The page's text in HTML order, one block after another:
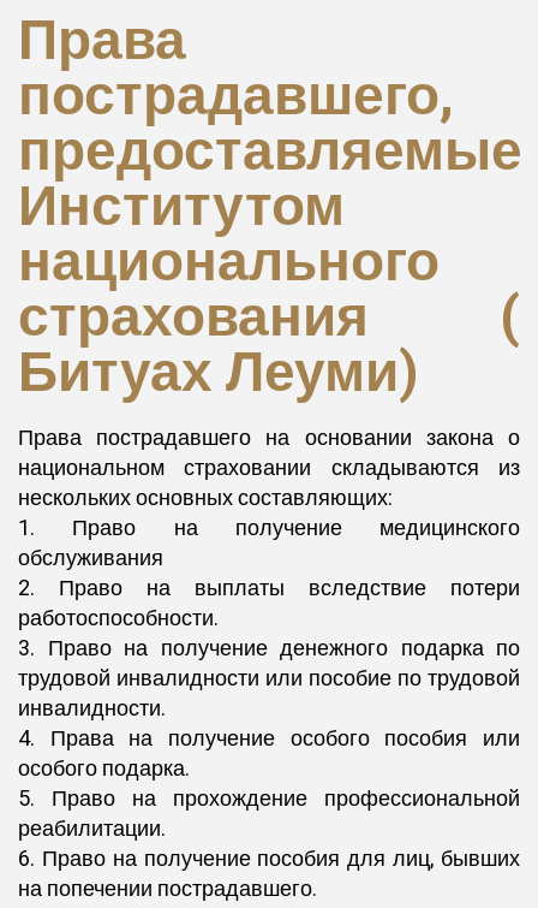
Права
пострадавшего,
предоставляемые
Институтом
национального
страхования (
Битуах Леуми)
Права пострадавшего на основании закона о
национальном страховании складываются из
нескольких основных составляющих:
1. Право на получение медицинского
обслуживания
2. Право на выплаты вследствие потери
работоспособности.
3. Право на получение денежного подарка по
трудовой инвалидности или пособие по трудовой
инвалидности.
4. Права на получение особого пособия или
особого подарка.
5. Право на прохождение профессиональной
реабилитации.
6. Право на получение пособия для лиц, бывших
на попечении пострадавшего.